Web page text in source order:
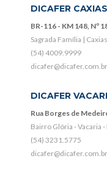
DICAFER CAXIAS
BR-116 - KM 148, Nº
Sagrada Família |
(54) 4009.9999
dicafer@dicafer.com.br
DICAFER
Rua Borges de
Bairro Glória - Vacaria -
(54) 3231.5775
dicafer@dicafer.com.br